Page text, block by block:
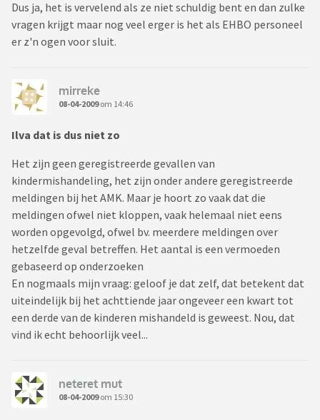
Dus ja, het is vervelend als ze niet schuldig bent en dan zulke
vragen krijgt maar nog veel erger is het als EHBO personeel
er z'n ogen voor sluit.
mirreke
08-04-2009om 14:46
Ilva dat is dus niet zo
Het zijn geen geregistreerde gevallen van
kindermishandeling, het zijn onder andere geregistreerde
meldingen bij het AMK. Maar je hoort zo vaak dat die
meldingen ofwel niet kloppen, vaak helemaal niet eens
worden opgevolgd, ofwel bv. meerdere meldingen over
hetzelfde geval betreffen. Het aantal is een vermoeden
gebaseerd op onderzoeken
En nogmaals mijn vraag: geloof je dat zelf, dat betekent dat
uiteindelijk bij het achttiende jaar ongeveer een kwart tot
een derde van de kinderen mishandeld is geweest. Nou, dat
vind ik echt behoorlijk veel...
neteret mut
08-04-2009om 15:30